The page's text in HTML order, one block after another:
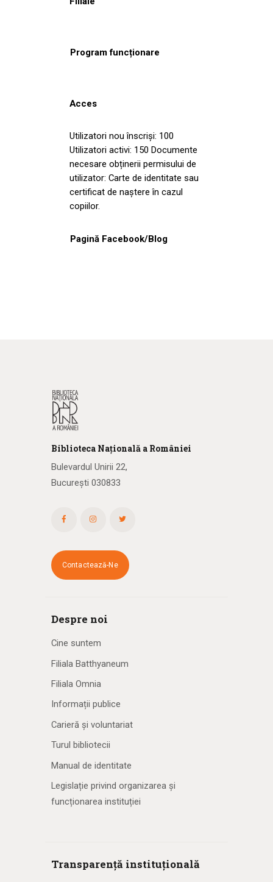
Program funcționare
Acces
Utilizatori nou înscriși: 100
Utilizatori activi: 150 Documente
necesare obținerii permisului de
utilizator: Carte de identitate sau
certificat de naștere în cazul
copiilor.
Pagină Facebook/Blog
Biblioteca Națională a României
Bulevardul Unirii 22,
București 030833
Contactează-Ne
Despre noi
Cine suntem
Filiala Batthyaneum
Filiala Omnia
Informații publice
Carieră și voluntariat
Turul bibliotecii
Manual de identitate
Legislație privind organizarea și
funcționarea instituției
Transparență instituțională